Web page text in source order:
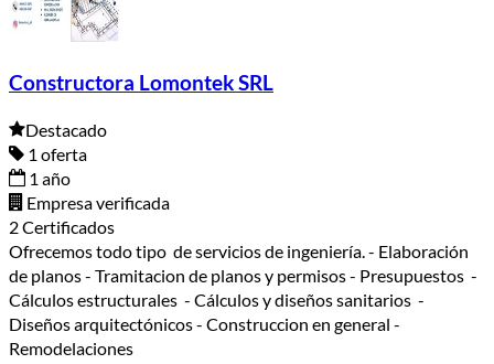
Constructora Lomontek SRL
Destacado
1 oferta
1 año
Empresa verificada
2 Certificados
Ofrecemos todo tipo de servicios de ingeniería. - Elaboración
de planos - Tramitacion de planos y permisos - Presupuestos -
Cálculos estructurales - Cálculos y diseños sanitarios -
Diseños arquitectónicos - Construccion en general -
Remodelaciones